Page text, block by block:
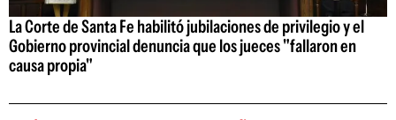
La Corte de Santa Fe habilitó jubilaciones de privilegio y el
Gobierno provincial denuncia que los jueces "fallaron en
causa propia"